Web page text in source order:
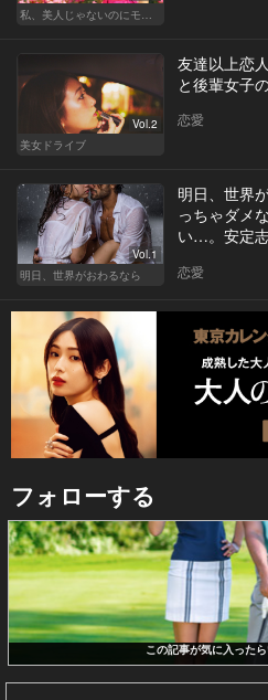
Vol.2
美女ドライブ
友達以上恋
と後輩女子
恋愛
Vol.1
明日、世界がおわるなら
明日、世界
っちゃダメ
い…。安定
恋愛
フォローする
この記事が気に入った